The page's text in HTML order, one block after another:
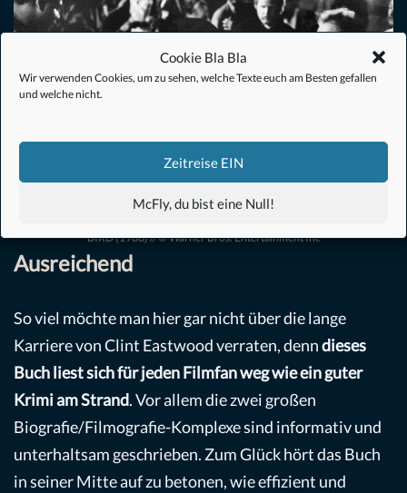
Cookie Bla Bla
Wir verwenden Cookies, um zu sehen, welche Texte euch am Besten gefallen
und welche nicht.
Zeitreise EIN
McFly, du bist eine Null!
BIRD (1988) // © Warner Bros. Entertainment Inc
Ausreichend
So viel möchte man hier gar nicht über die lange
Karriere von Clint Eastwood verraten, denndieses
Buch liest sich für jeden Filmfan weg wie ein guter
Krimi am Strand. Vor allem die zwei großen
Biografie/Filmografie-Komplexe sind informativ und
unterhaltsam geschrieben. Zum Glück hört das Buch
in seiner Mitte auf zu betonen, wie effizient und